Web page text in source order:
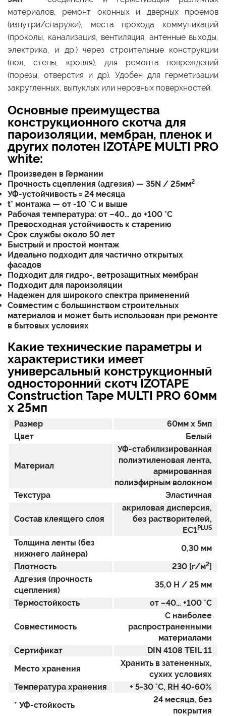
материалов, ремонт оконных и дверных проёмов
(изнутри/снаружи), места прохода коммуникаций
(проколы, канализация, вентиляция, антенные выходы,
электрика, и др.) через строительные конструкции
(пол, стены, кровля), для ремонта повреждений
(порезы, отверстия и др). Удобен для герметизации
закругленных, выпуклых или неровных поверхностей.
Основные преимущества
конструкционного скотча для
пароизоляции, мембран, пленок и
других полотен IZOTAPE MULTI PRO
white:
Произведен в Германии
Прочность сцепления (адгезия) — 35N / 25мм2
УФ-устойчивость = 24 месяца
t° монтажа — от -10 °C и выше
Рабочая температура: от –40… до +100 °С
Превосходная устойчивость к старению
Срок службы около 50 лет
Быстрый и простой монтаж
Идеально подходит для частично открытых
фасадов
Подходит для гидро-, ветрозащитных мембран
Подходит для пароизоляции
Надежен для широкого спектра применений
Совместим с большинством строительных
материалов и может быть использован при ремонте
в бытовых условиях
Какие технические параметры и
характеристики имеет
универсальный конструкционный
односторонний скотч IZOTAPE
Construction Tape MULTI PRO 60мм
x 25мп
Размер
60мм x 5мп
Цвет
Белый
Материал
УФ-стабилизированная
полиэтиленовая лента,
армированная
полиэфирным волокном
Текстура
Эластичная
Состав клеящего слоя
акриловая дисперсия,
без растворителей,
EC1PLUS
Толщина ленты (без
нижнего лайнера)
0,30 мм
Плотность
230 [г/м2]
Адгезия (прочность
сцепления)
35,0 Н / 25 мм
Термостойкость
от –40… +100 °С
Совместимость
C наиболее
распространенными
материалами
Сертификат
DIN 4108 TEIL 11
Место хранения
Хранить в затененных,
сухих условиях
Температура хранения
+ 5-30 °С, RH 40-60%
* УФ-стойкость
24 месяца, без
покрытия